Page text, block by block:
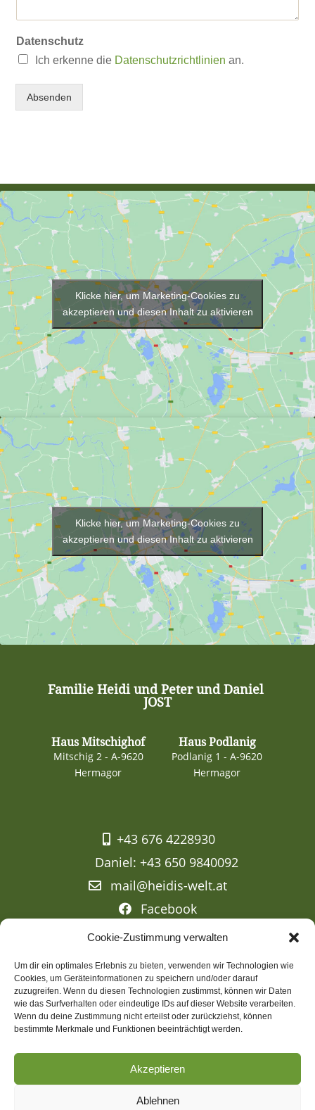
Cookie-Zustimmung verwalten
Um dir ein optimales Erlebnis zu bieten, verwenden wir Technologien wie
Cookies, um Geräteinformationen zu speichern und/oder darauf
zuzugreifen. Wenn du diesen Technologien zustimmst, können wir Daten
wie das Surfverhalten oder eindeutige IDs auf dieser Website verarbeiten.
Wenn du deine Zustimmung nicht erteilst oder zurückziehst, können
bestimmte Merkmale und Funktionen beeinträchtigt werden.
Akzeptieren
Ablehnen
Datenschutz
Ich erkenne die Datenschutzrichtlinienan.
Absenden
Klicke hier, um Marketing-Cookies zu
akzeptieren und diesen Inhalt zu aktivieren
Klicke hier, um Marketing-Cookies zu
akzeptieren und diesen Inhalt zu aktivieren
Familie Heidi und Peter und Daniel
JOST
Haus Mitschighof
Mitschig 2 - A-9620
Hermagor
Haus Podlanig
Podlanig 1 - A-9620
Hermagor
+43 676 4228930
Daniel: +43 650 9840092
mail@heidis-welt.at
Facebook
© 2020 Heidis Welt
Powered byCreativomedia GmbH
Impressum
Datenschutz